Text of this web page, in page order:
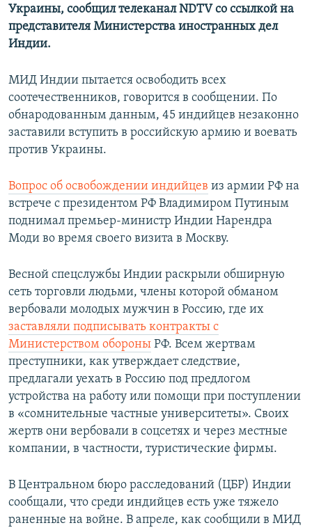
Украины, сообщил телеканал NDTV со ссылкой на
представителя Министерства иностранных дел
Индии.
МИД Индии пытается освободить всех
соотечественников, говорится в сообщении. По
обнародованным данным, 45 индийцев незаконно
заставили вступить в российскую армию и воевать
против Украины.
Вопрос об освобождении индийцев из армии РФ на
встрече с президентом РФ Владимиром Путиным
поднимал премьер-министр Индии Нарендра
Моди во время своего визита в Москву.
Весной спецслужбы Индии раскрыли обширную
сеть торговли людьми, члены которой обманом
вербовали молодых мужчин в Россию, где их
заставляли подписывать контракты с
Министерством обороны РФ. Всем жертвам
преступники, как утверждает следствие,
предлагали уехать в Россию под предлогом
устройства на работу или помощи при поступлении
в «сомнительные частные университеты». Своих
жертв они вербовали в соцсетях и через местные
компании, в частности, туристические фирмы.
В Центральном бюро расследований (ЦБР) Индии
сообщали, что среди индийцев есть уже тяжело
раненные на войне. В апреле, как сообщили в МИД